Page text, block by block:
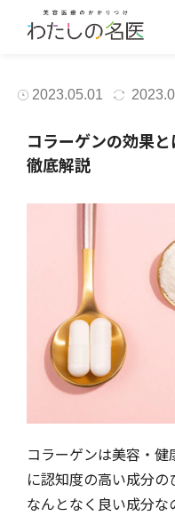
2023.05.01
コラーゲンの効果
徹底解説
コラーゲンは美容・
に認知度の高い成分の
なんとなく良い成分な